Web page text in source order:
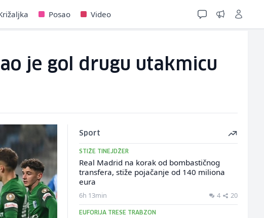
Posao Video
je gol drugu utakmicu
Sport
STIŽE TINEJDŽER
Real Madrid na korak od bombastičnog
transfera, stiže pojačanje od 140 miliona
eura
6h 13min 4 20
EUFORIJA TRESE TRABZON